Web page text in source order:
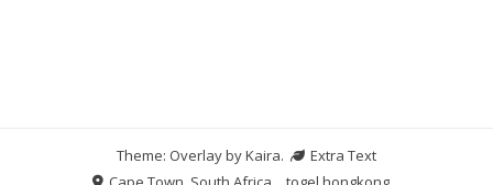
Theme: Overlay byKaira.
Extra Text